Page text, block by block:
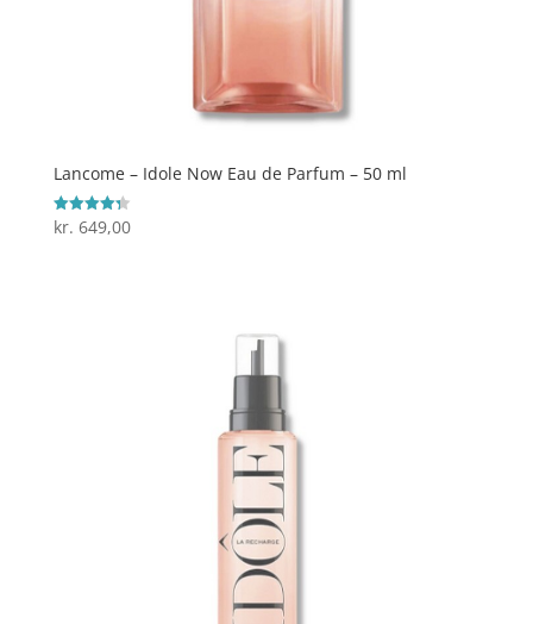
Lancome – Idole Now Eau de Parfum – 50 ml
Vurderet
4.3
kr. 649,00